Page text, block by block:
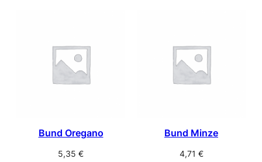
Bund Oregano
5,35 €
Bund Minze
4,71 €